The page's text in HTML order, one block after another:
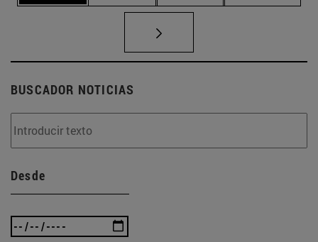
BUSCADOR NOTICIAS
Desde